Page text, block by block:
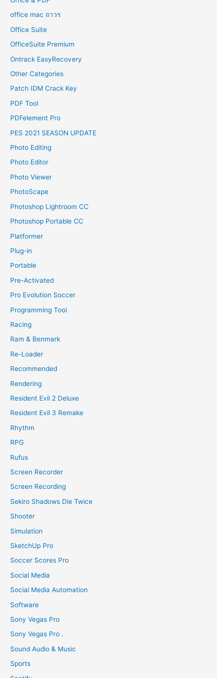
office mac ถาวร
Office Suite
OfficeSuite Premium
Ontrack EasyRecovery
Other Categories
Patch IDM Crack Key
PDF Tool
PDFelement Pro
PES 2021 SEASON UPDATE
Photo Editing
Photo Editor
Photo Viewer
PhotoScape
Photoshop Lightroom CC
Photoshop Portable CC
Platformer
Plug-in
Portable
Pre-Activated
Pro Evolution Soccer
Programming Tool
Racing
Ram & Benmark
Re-Loader
Recommended
Rendering
Resident Evil 2 Deluxe
Resident Evil 3 Remake
Rhythm
RPG
Rufus
Screen Recorder
Screen Recording
Sekiro Shadows Die Twice
Shooter
Simulation
SketchUp Pro
Soccer Scores Pro
Social Media
Social Media Automation
Software
Sony Vegas Pro
Sony Vegas Pro .
Sound Audio & Music
Sports